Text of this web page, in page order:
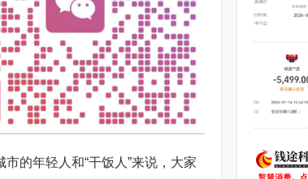
的年轻人和“干饭人”来说，大家